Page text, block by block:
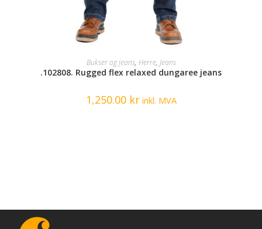
SELECT OPTIONS
Bukser og jeans, Herre, Jeans
.102808. Rugged flex relaxed dungaree jeans
1,250.00 krinkl. MVA